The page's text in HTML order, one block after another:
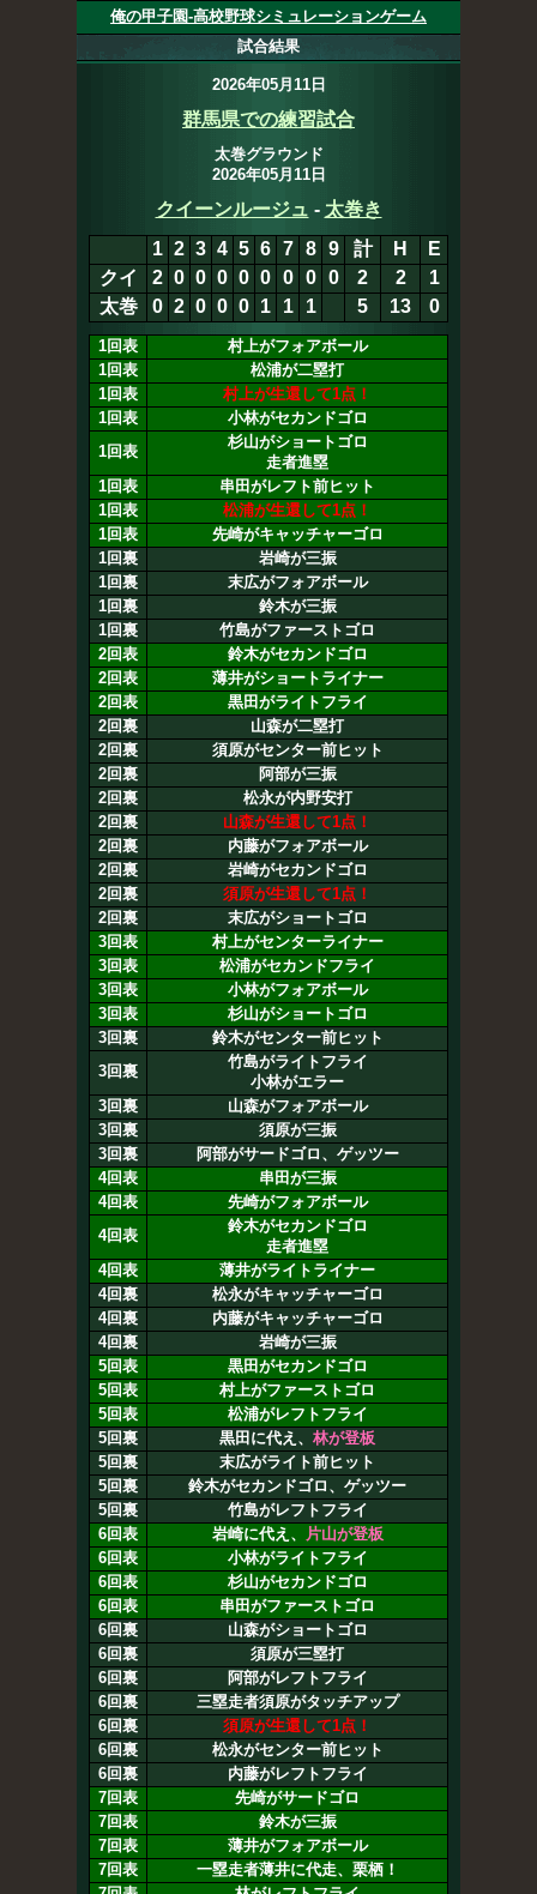
俺の甲子園-高校野球シミュレーションゲーム
試合結果
2026年05月11日
群馬県での練習試合
太巻グラウンド
2026年05月11日
クイーンルージュ - 太巻き
1 2 3 4 5 6 7 8 9 計 H
E
クイ
2 0 0 0 0 0 0 0 0 2 2
1
太巻
0 2 0 0 0 1 1 1 5 13 0
1回表
村上がフォアボール
1回表
松浦が二塁打
1回表
村上が生還して1点！
1回表
小林がセカンドゴロ
1回表
杉山がショートゴロ
走者進塁
1回表
串田がレフト前ヒット
1回表
松浦が生還して1点！
1回表
先崎がキャッチャーゴロ
1回裏
岩崎が三振
1回裏
末広がフォアボール
1回裏
鈴木が三振
1回裏
竹島がファーストゴロ
2回表
鈴木がセカンドゴロ
2回表
薄井がショートライナー
2回表
黒田がライトフライ
2回裏
山森が二塁打
2回裏
須原がセンター前ヒット
2回裏
阿部が三振
2回裏
松永が内野安打
2回裏
山森が生還して1点！
2回裏
内藤がフォアボール
2回裏
岩崎がセカンドゴロ
2回裏
須原が生還して1点！
2回裏
末広がショートゴロ
3回表
村上がセンターライナー
3回表
松浦がセカンドフライ
3回表
小林がフォアボール
3回表
杉山がショートゴロ
3回裏
鈴木がセンター前ヒット
3回裏
竹島がライトフライ
小林がエラー
3回裏
山森がフォアボール
3回裏
須原が三振
3回裏
阿部がサードゴロ、ゲッツー
4回表
串田が三振
4回表
先崎がフォアボール
4回表
鈴木がセカンドゴロ
走者進塁
4回表
薄井がライトライナー
4回裏
松永がキャッチャーゴロ
4回裏
内藤がキャッチャーゴロ
4回裏
岩崎が三振
5回表
黒田がセカンドゴロ
5回表
村上がファーストゴロ
5回表
松浦がレフトフライ
5回裏
黒田に代え、 林が登板
5回裏
末広がライト前ヒット
5回裏
鈴木がセカンドゴロ、ゲッツー
5回裏
竹島がレフトフライ
6回表
岩崎に代え、 片山が登板
6回表
小林がライトフライ
6回表
杉山がセカンドゴロ
6回表
串田がファーストゴロ
6回裏
山森がショートゴロ
6回裏
須原が三塁打
6回裏
阿部がレフトフライ
6回裏
三塁走者須原がタッチアップ
6回裏
須原が生還して1点！
6回裏
松永がセンター前ヒット
6回裏
内藤がレフトフライ
7回表
先崎がサードゴロ
7回表
鈴木が三振
7回表
薄井がフォアボール
7回表
一塁走者薄井に代走、栗栖！